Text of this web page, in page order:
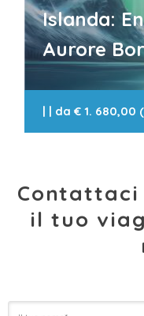
Islanda:
Aurore
| | da€ 1. 680,00
il tuo